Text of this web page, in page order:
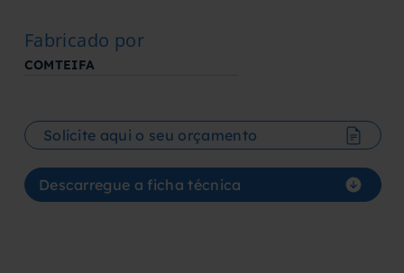
Fabricado por
COMTEIFA
Solicite aqui o seu orçamento
Descarregue a ficha técnica